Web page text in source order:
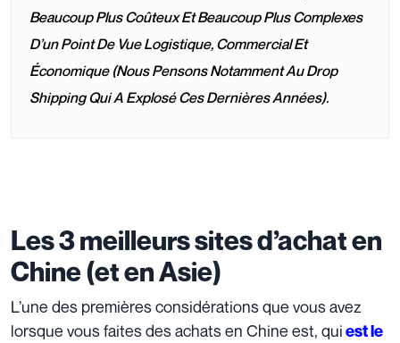
Beaucoup Plus Coûteux Et Beaucoup Plus Complexes
D’un Point De Vue Logistique, Commercial Et
Économique (nous Pensons Notamment Au Drop
Shipping Qui A Explosé Ces Dernières Années).
Les 3 meilleurs sites d’achat en
Chine (et en Asie)
L’une des premières considérations que vous avez
lorsque vous faites des achats en Chine est, quiest le